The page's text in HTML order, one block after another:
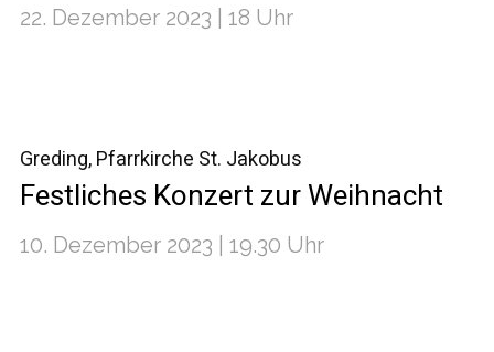
22. Dezember 2023 | 18 Uhr
Greding, Pfarrkirche St. Jakobus
Festliches Konzert zur Weihnacht​
10. Dezember 2023 | 19.30 Uhr